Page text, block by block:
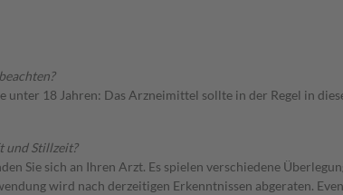
unter 18 Jahren: Das Arzneimittel sollte in der Regel in
und Stillzeit?
Sie sich an Ihren Arzt. Es spielen verschiedene
wird nach derzeitigen Erkenntnissen abgeraten.